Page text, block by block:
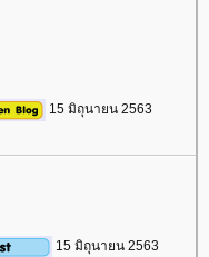
15 มิถุนายน 2563
15 มิถุนายน 2563